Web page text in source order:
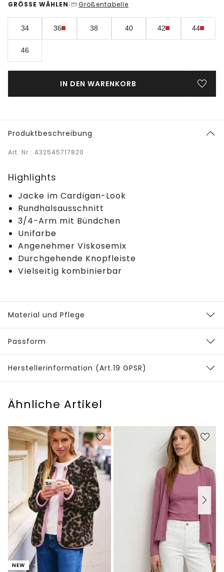
GRÖSSE WÄHLEN | Größentabelle
34 36 38 40 42 44
46
IN DEN WARENKORB
Produktbeschreibung
Art. Nr.: A32545717820
Highlights
Jacke im Cardigan-Look
Rundhalsausschnitt
3/4-Arm mit Bündchen
Unifarbe
Angenehmer Viskosemix
Durchgehende Knopfleiste
Vielseitig kombinierbar
Material und Pflege
Passform
Herstellerinformation (Art.19 GPSR)
Ähnliche Artikel
NEW